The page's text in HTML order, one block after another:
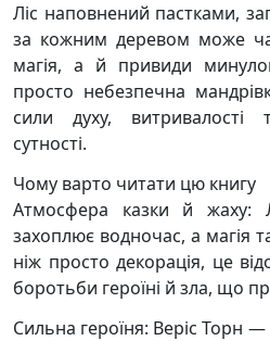
Ліс наповнений пастками,
за кожним деревом може
магія, а й привиди
просто небезпечна
сили духу, витривалості
сутності.
Чому варто читати цю книгу
Атмосфера казки й жаху:
захоплює водночас, а магія
ніж просто декорація, це
боротьби героїні й зла, що
Сильна героїня: Веріс Торн